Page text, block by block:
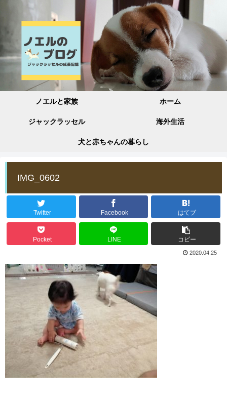
ノエルと家族 ホーム
ジャックラッセル 海外生活
犬と赤ちゃんの暮らし
IMG_0602
Twitter Facebook はてブ
Pocket LINE コピー
2020.04.25